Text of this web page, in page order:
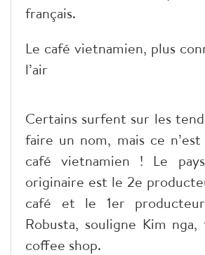
français.
Le café vietnamien, plus
l’air
Certains surfent sur les
faire un nom, mais ce
café vietnamien ! Le
originaire est le 2e
café et le 1er
Robusta, souligne Kim
coffee shop.